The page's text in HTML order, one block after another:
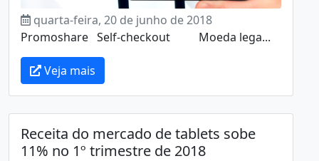
quarta-feira, 20 de junho de 2018
Promoshare Self-checkout Moeda lega...
Veja mais
Receita do mercado de tablets sobe
11% no 1º trimestre de 2018